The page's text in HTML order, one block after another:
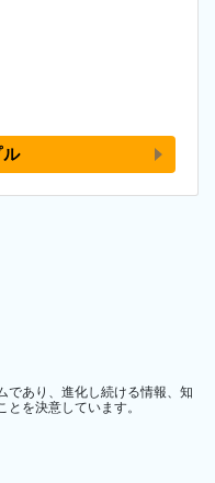
ル
であり、進化し続ける情報、知
を決意しています。